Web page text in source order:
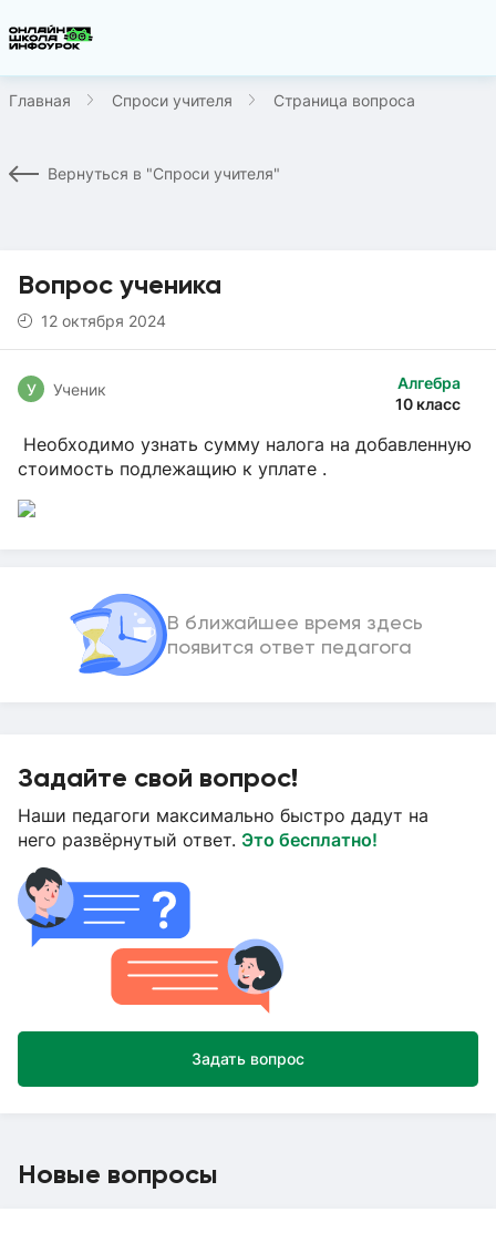
Главная Спроси учителя Страница вопроса
Вернуться в "Спроси учителя"
Вопрос ученика
12 октября 2024
Алгебра
10 класс
У Ученик
Необходимо узнать сумму налога на добавленную
стоимость подлежащию к уплате .
В ближайшее время здесь
появится ответ педагога
Задайте свой вопрос!
Наши педагоги максимально быстро дадут на
него развёрнутый ответ. Это бесплатно!
Задать вопрос
Новые вопросы